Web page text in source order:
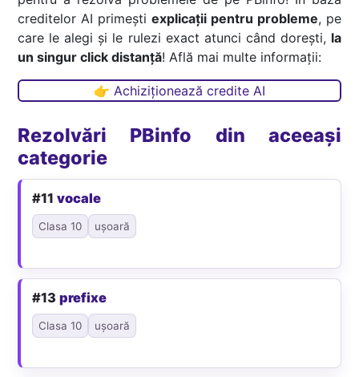
creditelor AI primești explicații pentru probleme, pe
care le alegi și le rulezi exact atunci când dorești, la
un singur click distanță! Află mai multe informații:
👉 Achiziționează credite AI
Rezolvări PBinfo din aceeași
categorie
#11vocale
Clasa 10 ușoară
#13prefixe
Clasa 10 ușoară